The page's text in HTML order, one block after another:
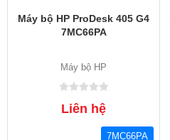
Máy bộ HP ProDesk 405 G4
7MC66PA
Máy bộ HP
Liên hệ
7MC66PA